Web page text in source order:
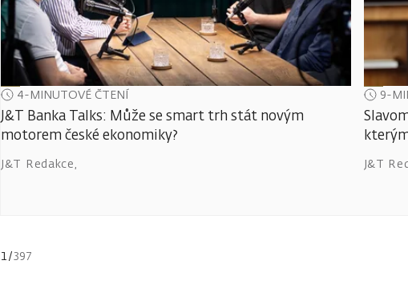
4-MINUTOVÉ ČTENÍ
J&T Banka Talks: Může se smart trh stát novým
motorem české ekonomiky?
J&T Redakce,
9-
J&T
1/397